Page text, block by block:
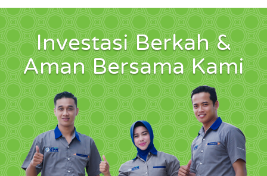
Investasi Berkah &
Aman Bersama Kami